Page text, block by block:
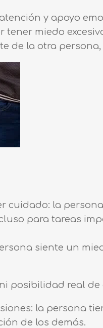
y apoyo
miedo
de la otra
cuidado: la
para tareas
siente un
posibilidad real de
la persona
de los demás.